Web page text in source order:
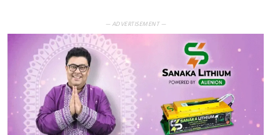
— ADVERTISEMENT —